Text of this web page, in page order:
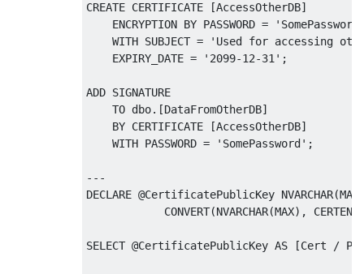
Msg 916, Level 14, State 1, Line XXXXX
The server principal "RestrictedUser" is
the database "DatabaseB" under the
REVERT;
CREATE CERTIFICATE [AccessOtherDB]
    ENCRYPTION
BY PASSWORD =
WITH SUBJECT =
'Used for accessing
    EXPIRY_DATE
= '2099-12-31' ;
ADD SIGNATURE
TO dbo.[DataFromOtherDB]
BY CERTIFICATE [AccessOtherDB]
WITH PASSWORD = 'SomePassword' ;
---
DECLARE @CertificatePublicKey NVARCHAR(MAX
CONVERT(NVARCHAR(MAX),
SELECT @CertificatePublicKey AS [Cert /